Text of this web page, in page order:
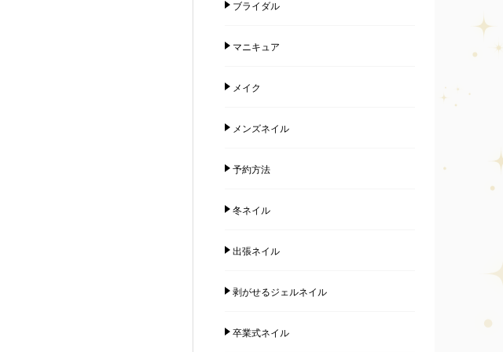
ブライダル
マニキュア
メイク
メンズネイル
予約方法
冬ネイル
出張ネイル
剥がせるジェルネイル
卒業式ネイル